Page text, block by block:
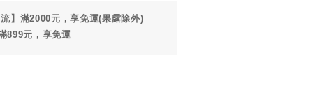
】滿2000元，享免運(果露除外)
899元，享免運